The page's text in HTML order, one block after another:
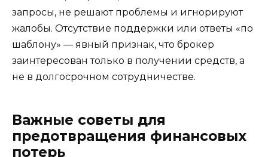
запросы, не решают проблемы и игнорируют
жалобы. Отсутствие поддержки или ответы «по
шаблону» — явный признак, что брокер
заинтересован только в получении средств, а
не в долгосрочном сотрудничестве.
Важные советы для
предотвращения финансовых
потерь